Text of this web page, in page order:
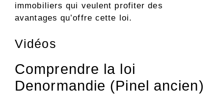
immobiliers qui veulent profiter des
avantages qu’offre cette loi.
Vidéos
Comprendre la loi
Denormandie (Pinel ancien)